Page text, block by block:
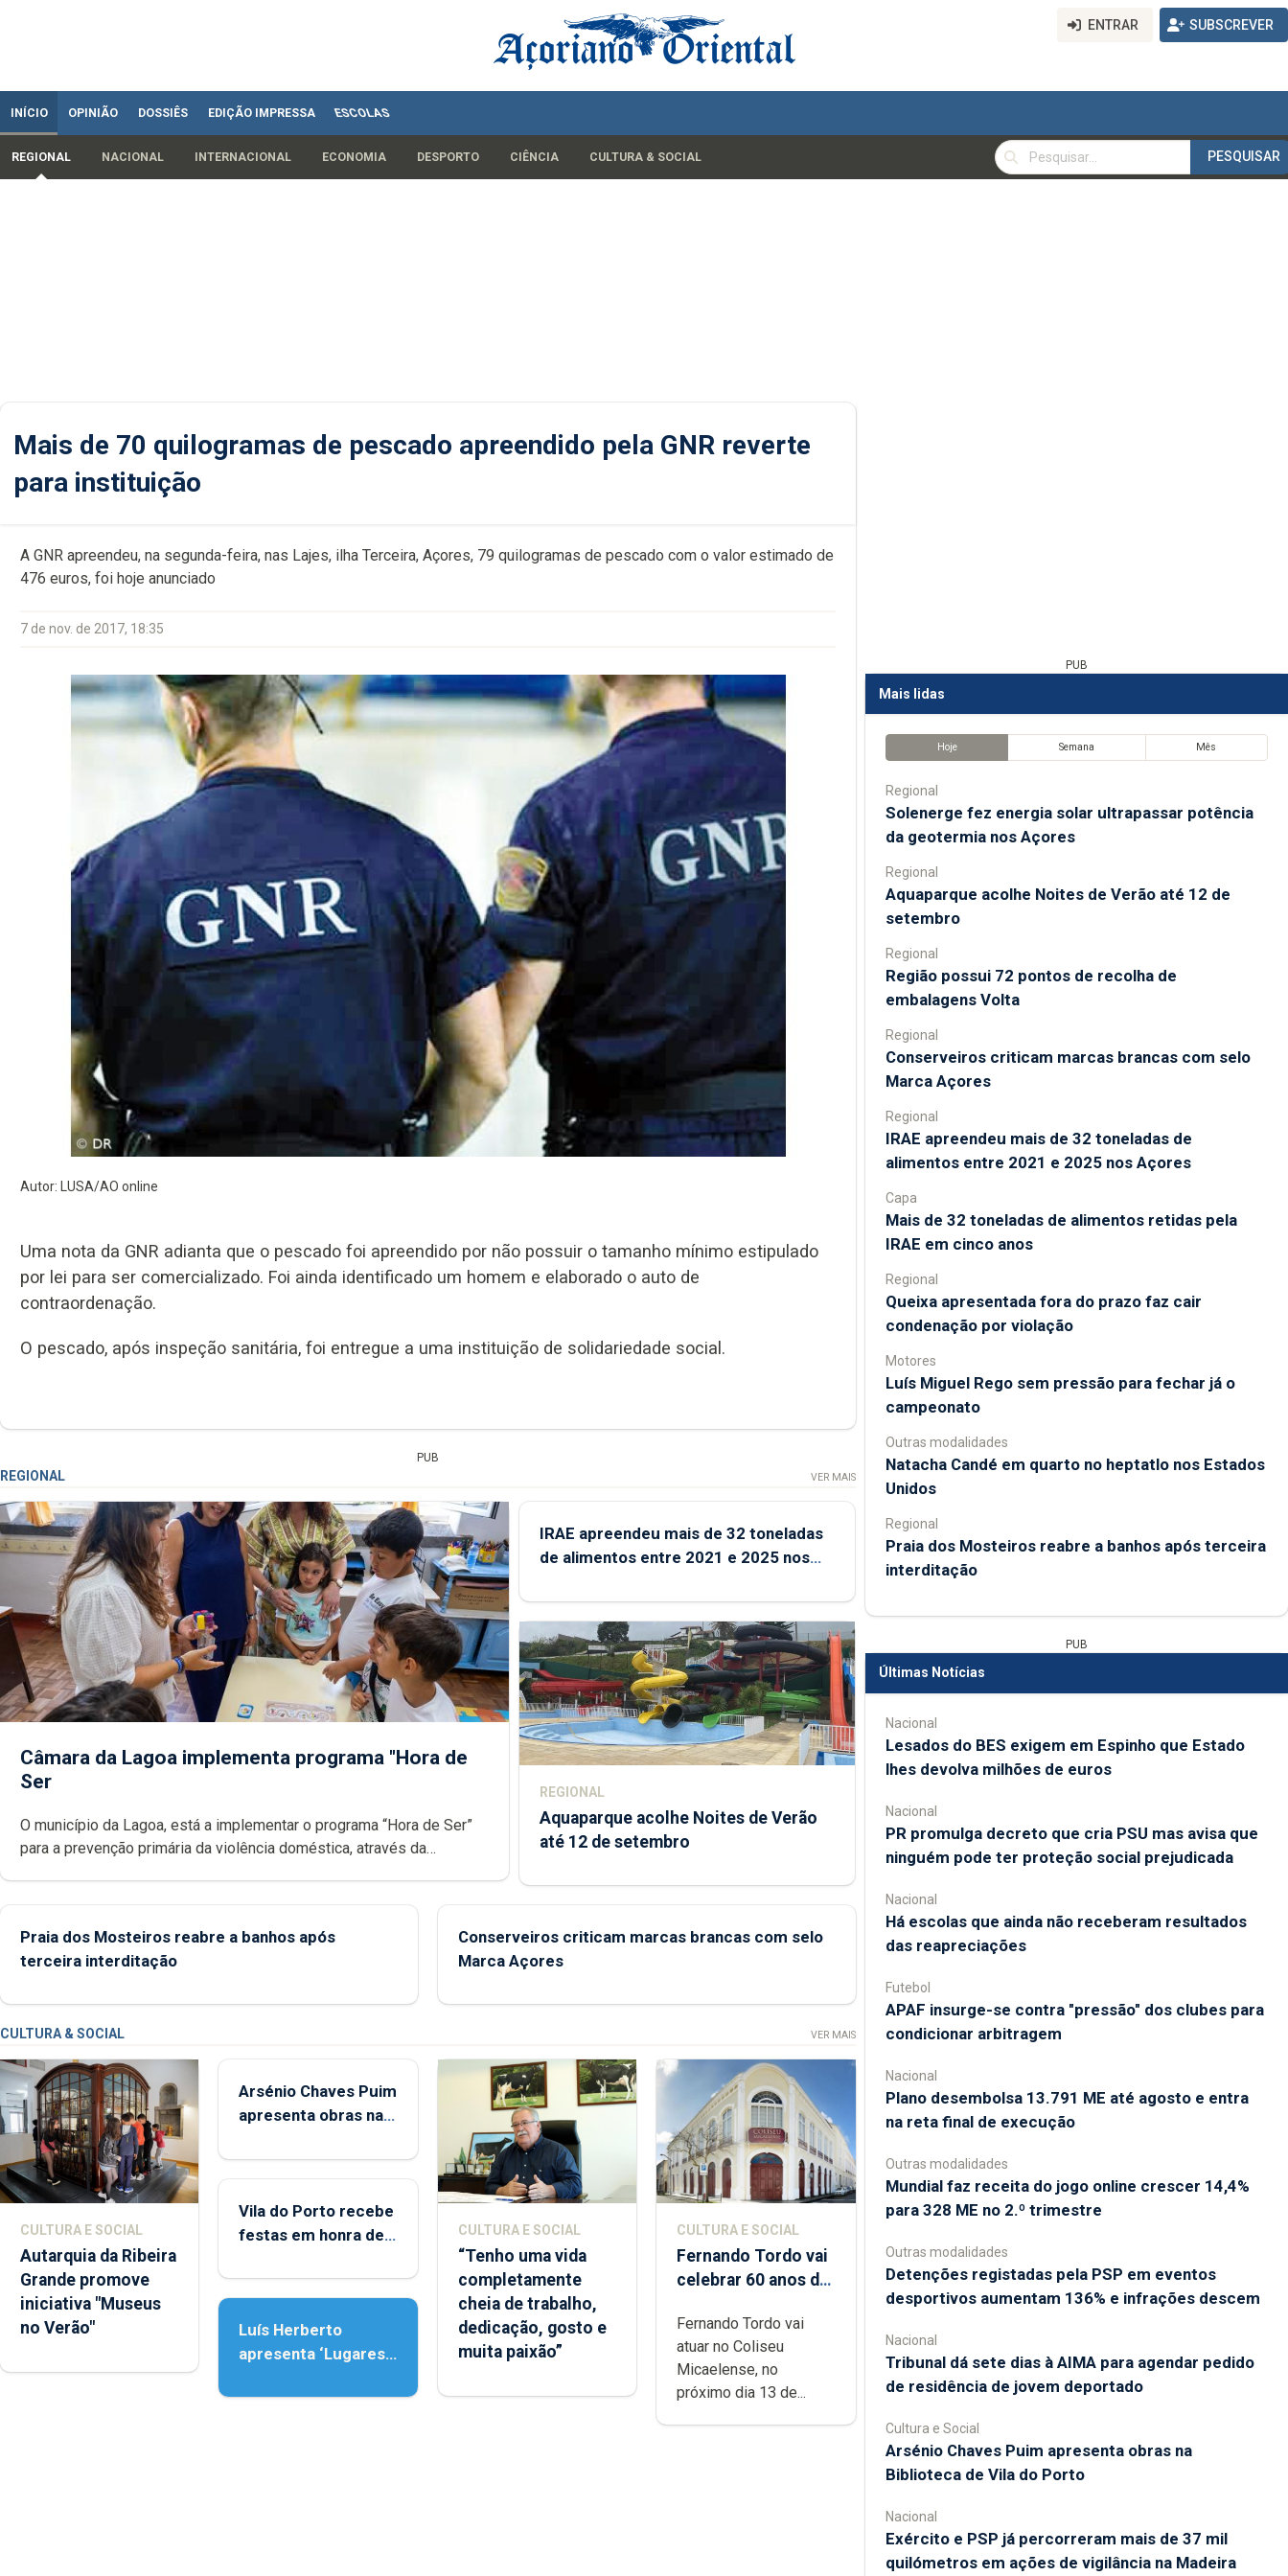
ENTRAR SUBSCREVER
INÍCIO OPINIÃO DOSSIÊS EDIÇÃO IMPRESSA ESCOLAS
REGIONAL NACIONAL INTERNACIONAL ECONOMIA DESPORTO CIÊNCIA CULTURA & SOCIAL
PESQUISAR
PESQUISAR
Mais de 70 quilogramas de pescado apreendido pela GNR reverte
para instituição
A GNR apreendeu, na segunda-feira, nas Lajes, ilha Terceira, Açores, 79 quilogramas de pescado com o valor estimado de
476 euros, foi hoje anunciado
7 de nov. de 2017, 18:35
Autor: LUSA/AO online
Uma nota da GNR adianta que o pescado foi apreendido por não possuir o tamanho mínimo estipulado
por lei para ser comercializado. Foi ainda identificado um homem e elaborado o auto de
contraordenação.
O pescado, após inspeção sanitária, foi entregue a uma instituição de solidariedade social.
PUB
REGIONAL VER MAIS
Câmara da Lagoa implementa programa "Hora de
Ser
O município da Lagoa, está a implementar o programa “Hora de Ser”
para a prevenção primária da violência doméstica, através da
IRAE apreendeu mais de 32 toneladas
de alimentos entre 2021 e 2025 nos
REGIONAL
Aquaparque acolhe Noites de Verão
até 12 de setembro
Praia dos Mosteiros reabre a banhos após
terceira interditação
Conserveiros criticam marcas brancas com selo
Marca Açores
CULTURA & SOCIAL VER MAIS
CULTURA E SOCIAL
Autarquia da Ribeira
Grande promove
iniciativa "Museus
no Verão"
Arsénio Chaves Puim
apresenta obras na
Porto
Vila do Porto recebe
festas em honra de
Assunção
Luís Herberto
apresenta ‘Lugares
CULTURA E SOCIAL
“Tenho uma vida
completamente
cheia de trabalho,
dedicação, gosto e
muita paixão”
CULTURA E SOCIAL
Fernando Tordo vai
celebrar 60 anos de
Micaelense
Fernando Tordo vai
atuar no Coliseu
Micaelense, no
próximo dia 13 de...
PUB
Mais lidas
Hoje Semana Mês
Regional
Solenerge fez energia solar ultrapassar potência
da geotermia nos Açores
Regional
Aquaparque acolhe Noites de Verão até 12 de
setembro
Regional
Região possui 72 pontos de recolha de
embalagens Volta
Regional
Conserveiros criticam marcas brancas com selo
Marca Açores
Regional
IRAE apreendeu mais de 32 toneladas de
alimentos entre 2021 e 2025 nos Açores
Capa
Mais de 32 toneladas de alimentos retidas pela
IRAE em cinco anos
Regional
Queixa apresentada fora do prazo faz cair
condenação por violação
Motores
Luís Miguel Rego sem pressão para fechar já o
campeonato
Outras modalidades
Natacha Candé em quarto no heptatlo nos Estados
Unidos
Regional
Praia dos Mosteiros reabre a banhos após terceira
interditação
PUB
Últimas Notícias
Nacional
Lesados do BES exigem em Espinho que Estado
lhes devolva milhões de euros
Nacional
PR promulga decreto que cria PSU mas avisa que
ninguém pode ter proteção social prejudicada
Nacional
Há escolas que ainda não receberam resultados
das reapreciações
Futebol
APAF insurge-se contra "pressão" dos clubes para
condicionar arbitragem
Nacional
Plano desembolsa 13.791 ME até agosto e entra
na reta final de execução
Outras modalidades
Mundial faz receita do jogo online crescer 14,4%
para 328 ME no 2.º trimestre
Outras modalidades
Detenções registadas pela PSP em eventos
desportivos aumentam 136% e infrações descem
Nacional
Tribunal dá sete dias à AIMA para agendar pedido
de residência de jovem deportado
Cultura e Social
Arsénio Chaves Puim apresenta obras na
Biblioteca de Vila do Porto
Nacional
Exército e PSP já percorreram mais de 37 mil
quilómetros em ações de vigilância na Madeira